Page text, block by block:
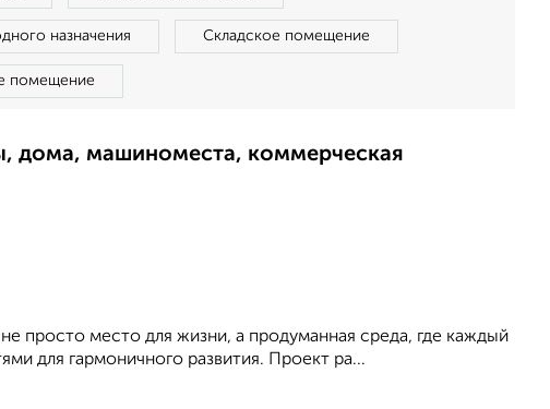
назначения Складское помещение
помещение
дома, машиноместа, коммерческая
просто место для жизни, а продуманная среда, где каждый
для гармоничного развития. Проект ра...